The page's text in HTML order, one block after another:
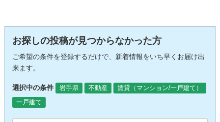
お探しの投稿が見つからなかった方
ご希望の条件を登録するだけで、新着情報をいち早くお届け出
来ます。
選択中の条件 岩手県 不動産
賃貸（マンション/一戸建て）
一戸建て